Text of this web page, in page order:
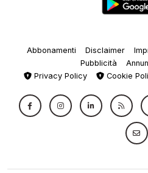
Abbonamenti Disclaimer
Pubblicità
Privacy Policy
Cookie